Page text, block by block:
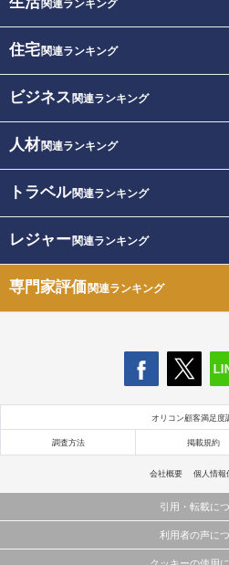
関連ランキング
住宅関連ランキング
ビジネス 関連ランキング
人材関連ランキング
トラベル関連ランキング
レジャー関連ランキング
専門家評価関連ランキング
オリコン顧客満足度
調査方法 掲載規約
会社概要 個人情報
引用・転載に
当サイトで公開されている情報（文字、写真、イラ
利用者の声に